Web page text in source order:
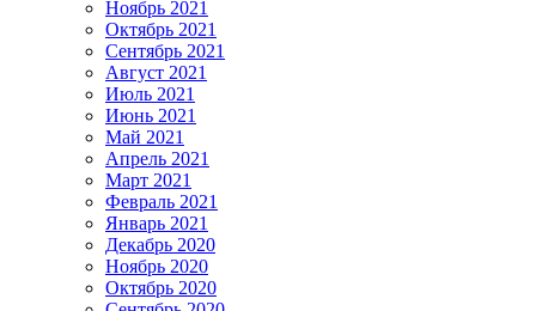
Ноябрь 2021
Октябрь 2021
Сентябрь 2021
Август 2021
Июль 2021
Июнь 2021
Май 2021
Апрель 2021
Март 2021
Февраль 2021
Январь 2021
Декабрь 2020
Ноябрь 2020
Октябрь 2020